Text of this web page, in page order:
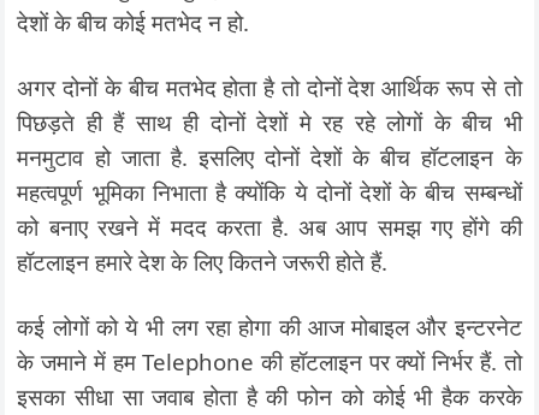
देशों के बीच कोई मतभेद न हो.
अगर दोनों के बीच मतभेद होता है तो दोनों देश आर्थिक रूप से तो
पिछड़ते ही हैं साथ ही दोनों देशों मे रह रहे लोगों के बीच भी
मनमुटाव हो जाता है. इसलिए दोनों देशों के बीच हॉटलाइन के
महत्वपूर्ण भूमिका निभाता है क्योंकि ये दोनों देशों के बीच सम्बन्धों
को बनाए रखने में मदद करता है. अब आप समझ गए होंगे की
हॉटलाइन हमारे देश के लिए कितने जरूरी होते हैं.
कई लोगों को ये भी लग रहा होगा की आज मोबाइल और इन्टरनेट
के जमाने में हम Telephone की हॉटलाइन पर क्यों निर्भर हैं. तो
इसका सीधा सा जवाब होता है की फोन को कोई भी हैक करके